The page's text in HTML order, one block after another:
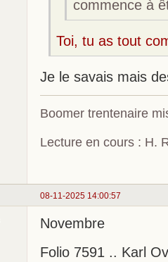
commence à
Toi, tu as tout
Je le savais mais
Boomer trentenaire
Lecture en cours : H.
08-11-2025 14:00:57
Novembre
Folio 7591 .. Karl